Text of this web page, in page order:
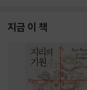
지금 이 책